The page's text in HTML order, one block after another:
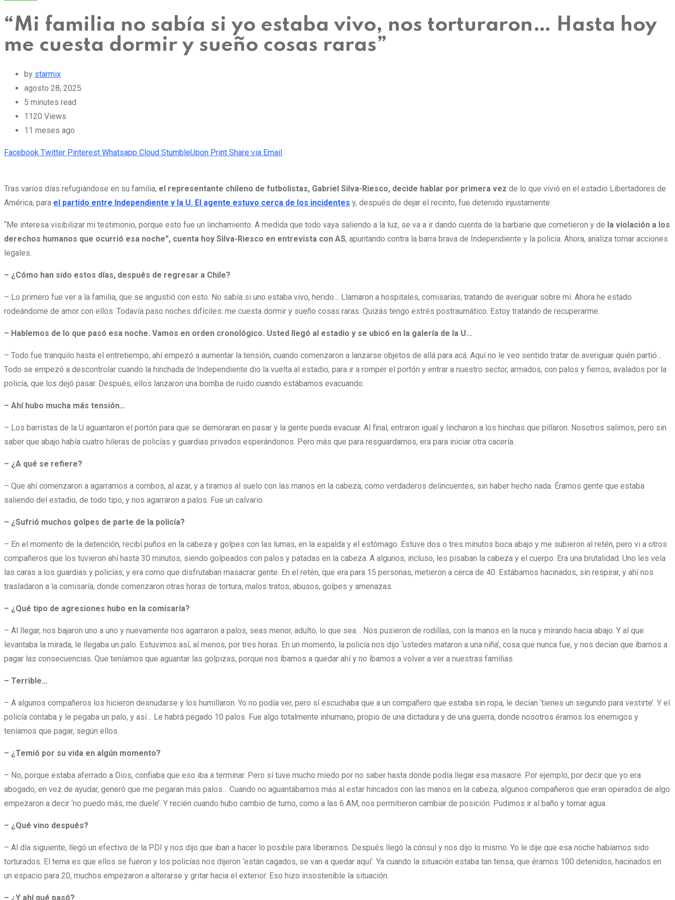
“Mi familia no sabía si yo estaba vivo, nos torturaron… Hasta hoy
me cuesta dormir y sueño cosas raras”
by starmix
agosto 28, 2025
5 minutes read
1120 Views
11 meses ago
Facebook Twitter Pinterest Whatsapp Cloud StumbleUpon Print Share via Email
Tras varios días refugiándose en su familia, el representante chileno de futbolistas, Gabriel Silva-Riesco, decide hablar por primera vez de lo que vivió en el estadio Libertadores de
América, para el partido entre Independiente y la U. El agente estuvo cerca de los incidentes y, después de dejar el recinto, fue detenido injustamente.
“Me interesa visibilizar mi testimonio, porque esto fue un linchamiento. A medida que todo vaya saliendo a la luz, se va a ir dando cuenta de la barbarie que cometieron y de la violación a los
derechos humanos que ocurrió esa noche”, cuenta hoy Silva-Riesco en entrevista con AS, apuntando contra la barra brava de Independiente y la policía. Ahora, analiza tomar acciones
legales.
– ¿Cómo han sido estos días, después de regresar a Chile?
– Lo primero fue ver a la familia, que se angustió con esto. No sabía si uno estaba vivo, herido… Llamaron a hospitales, comisarías, tratando de averiguar sobre mí. Ahora he estado
rodeándome de amor con ellos. Todavía paso noches difíciles: me cuesta dormir y sueño cosas raras. Quizás tengo estrés postraumático. Estoy tratando de recuperarme.
– Hablemos de lo que pasó esa noche. Vamos en orden cronológico. Usted llegó al estadio y se ubicó en la galería de la U…
– Todo fue tranquilo hasta el entretiempo, ahí empezó a aumentar la tensión, cuando comenzaron a lanzarse objetos de allá para acá. Aquí no le veo sentido tratar de averiguar quién partió…
Todo se empezó a descontrolar cuando la hinchada de Independiente dio la vuelta al estadio, para ir a romper el portón y entrar a nuestro sector, armados, con palos y fierros, avalados por la
policía, que los dejó pasar. Después, ellos lanzaron una bomba de ruido cuando estábamos evacuando.
– Ahí hubo mucha más tensión…
– Los barristas de la U aguantaron el portón para que se demoraran en pasar y la gente pueda evacuar. Al final, entraron igual y lincharon a los hinchas que pillaron. Nosotros salimos, pero sin
saber que abajo había cuatro hileras de policías y guardias privados esperándonos. Pero más que para resguardarnos, era para iniciar otra cacería.
– ¿A qué se refiere?
– Que ahí comenzaron a agarrarnos a combos, al azar, y a tirarnos al suelo con las manos en la cabeza, como verdaderos delincuentes, sin haber hecho nada. Éramos gente que estaba
saliendo del estadio, de todo tipo, y nos agarraron a palos. Fue un calvario.
– ¿Sufrió muchos golpes de parte de la policía?
– En el momento de la detención, recibí puños en la cabeza y golpes con las lumas, en la espalda y el estómago. Estuve dos o tres minutos boca abajo y me subieron al retén, pero vi a otros
compañeros que los tuvieron ahí hasta 30 minutos, siendo golpeados con palos y patadas en la cabeza. A algunos, incluso, les pisaban la cabeza y el cuerpo. Era una brutalidad. Uno les veía
las caras a los guardias y policías, y era como que disfrutaban masacrar gente. En el retén, que era para 15 personas, metieron a cerca de 40. Estábamos hacinados, sin respirar, y ahí nos
trasladaron a la comisaría, donde comenzaron otras horas de tortura, malos tratos, abusos, golpes y amenazas.
– ¿Qué tipo de agresiones hubo en la comisaría?
– Al llegar, nos bajaron uno a uno y nuevamente nos agarraron a palos, seas menor, adulto, lo que sea… Nos pusieron de rodillas, con la manos en la nuca y mirando hacia abajo. Y al que
levantaba la mirada, le llegaba un palo. Estuvimos así, al menos, por tres horas. En un momento, la policía nos dijo ‘ustedes mataron a una niña’, cosa que nunca fue, y nos decían que íbamos a
pagar las consecuencias. Que teníamos que aguantar las golpizas, porque nos íbamos a quedar ahí y no íbamos a volver a ver a nuestras familias.
– Terrible…
– A algunos compañeros los hicieron desnudarse y los humillaron. Yo no podía ver, pero sí escuchaba que a un compañero que estaba sin ropa, le decían ‘tienes un segundo para vestirte’. Y el
policía contaba y le pegaba un palo, y así… Le habrá pegado 10 palos. Fue algo totalmente inhumano, propio de una dictadura y de una guerra, donde nosotros éramos los enemigos y
teníamos que pagar, según ellos.
– ¿Temió por su vida en algún momento?
– No, porque estaba aferrado a Dios, confiaba que eso iba a terminar. Pero sí tuve mucho miedo por no saber hasta dónde podía llegar esa masacre. Por ejemplo, por decir que yo era
abogado, en vez de ayudar, generó que me pegaran más palos… Cuando no aguantábamos más al estar hincados con las manos en la cabeza, algunos compañeros que eran operados de algo
empezaron a decir ‘no puedo más, me duele’. Y recién cuando hubo cambio de turno, como a las 6 AM, nos permitieron cambiar de posición. Pudimos ir al baño y tomar agua.
– ¿Qué vino después?
– Al día siguiente, llegó un efectivo de la PDI y nos dijo que iban a hacer lo posible para liberarnos. Después llegó la cónsul y nos dijo lo mismo. Yo le dije que esa noche habíamos sido
torturados. El tema es que ellos se fueron y los policías nos dijeron ‘están cagados, se van a quedar aquí’. Ya cuando la situación estaba tan tensa, que éramos 100 detenidos, hacinados en
un espacio para 20, muchos empezaron a alterarse y gritar hacia el exterior. Eso hizo insostenible la situación.
– ¿Y ahí qué pasó?